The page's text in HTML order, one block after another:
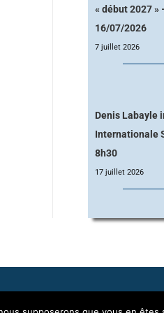
« début 2027 »
16/07/2026
7 juillet 2026
Denis Labayle
Internationale
8h30
17 juillet 2026